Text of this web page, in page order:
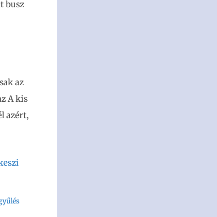
busz
az
A kis
azért,